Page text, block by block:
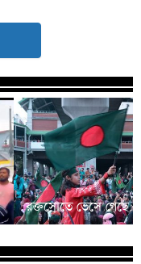
রক্তস্রোতে ভেসে গেছে